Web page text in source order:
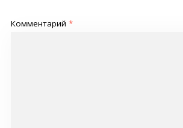
Комментарий *